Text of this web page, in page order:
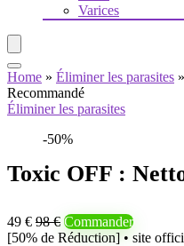
Varices
Home » Éliminer les parasites »
Recommandé
Éliminer les parasites
-50%
Toxic OFF :
49 € 98 € Commander
[50% de Réduction] • site